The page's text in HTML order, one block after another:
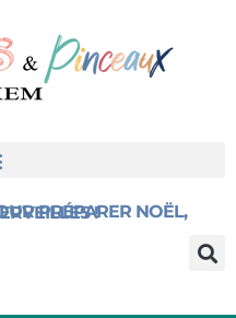
MERVEILLES !